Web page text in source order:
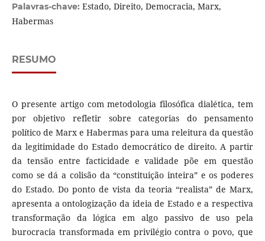
Palavras-chave: Estado, Direito, Democracia, Marx,
Habermas
RESUMO
O presente artigo com metodologia filosófica dialética, tem
por objetivo refletir sobre categorias do pensamento
político de Marx e Habermas para uma releitura da questão
da legitimidade do Estado democrático de direito. A partir
da tensão entre facticidade e validade põe em questão
como se dá a colisão da “constituição inteira” e os poderes
do Estado. Do ponto de vista da teoria “realista” de Marx,
apresenta a ontologização da ideia de Estado e a respectiva
transformação da lógica em algo passivo de uso pela
burocracia transformada em privilégio contra o povo, que